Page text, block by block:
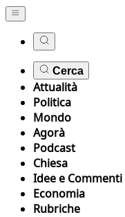
Cerca
Attualità
Politica
Mondo
Agorà
Podcast
Chiesa
Idee e Commenti
Economia
Rubriche